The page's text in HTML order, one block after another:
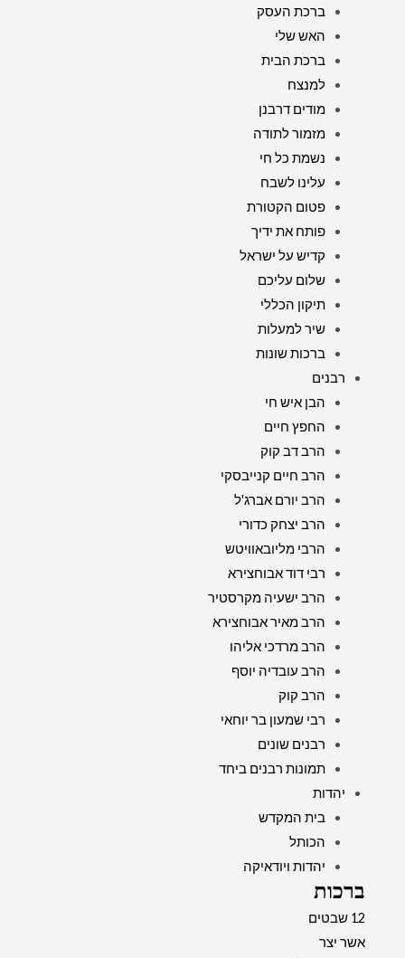
ברכת העסק
האש שלי
ברכת הבית
למנצח
מודים דרבנן
מזמור לתודה
נשמת כל חי
עלינו לשבח
פטום הקטורת
פותח את ידיך
קדיש על ישראל
שלום עליכם
תיקון הכללי
שיר למעלות
ברכות שונות
רבנים
הבן איש חי
החפץ חיים
הרב דב קוק
הרב חיים קנייבסקי
הרב יורם אברג'ל
הרב יצחק כדורי
הרבי מליובאוויטש
רבי דוד אבוחצירא
הרב ישעיה מקרסטיר
הרב מאיר אבוחצירא
הרב מרדכי אליהו
הרב עובדיה יוסף
הרב קוק
רבי שמעון בר יוחאי
רבנים שונים
תמונות רבנים ביחד
יהדות
בית המקדש
הכותל
יהדות ויודאיקה
ברכות
12 שבטים
אשר יצר